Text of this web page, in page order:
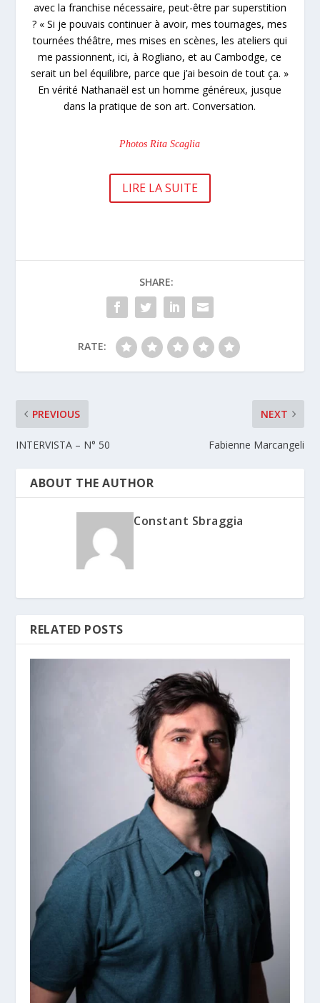
avec la franchise nécessaire, peut-être par superstition
? « Si je pouvais continuer à avoir, mes tournages, mes
tournées théâtre, mes mises en scènes, les ateliers qui
me passionnent, ici, à Rogliano, et au Cambodge, ce
serait un bel équilibre, parce que j’ai besoin de tout ça. »
En vérité Nathanaël est un homme généreux, jusque
dans la pratique de son art. Conversation.
Photos Rita Scaglia
LIRE LA SUITE
SHARE:
RATE:
PREVIOUS
INTERVISTA – N° 50
NEXT
Fabienne Marcangeli
ABOUT THE AUTHOR
Constant Sbraggia
RELATED POSTS